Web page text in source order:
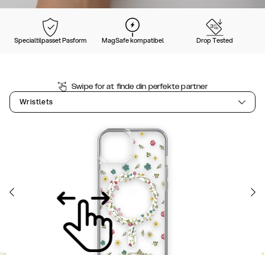
Specialtilpasset Pasform MagSafe kompatibel Drop Tested
Swipe for at finde din perfekte partner
Wristlets